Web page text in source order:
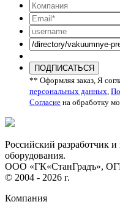
ПОДПИСАТЬСЯ
** Оформляя заказ, Я
персональных данных
Согласие на обработку
Российский разработчик
оборудования.
ООО «ГК«СтанГрадъ»,
© 2004 - 2026 г.
Компания